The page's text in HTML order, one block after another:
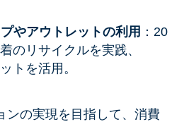
やアウトレットの利用 ：20
のリサイクルを実践、
トを活用。
ンの実現を目指して、消費